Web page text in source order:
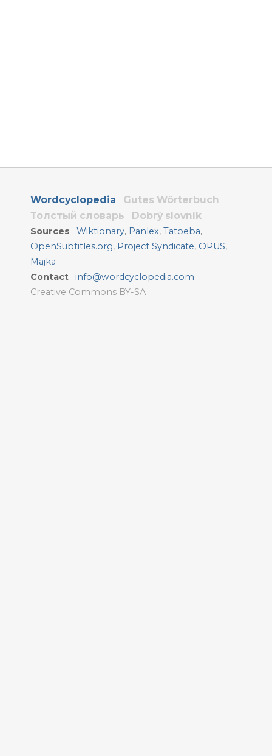
Wordcyclopedia
Gutes Wörterbuch
Толстый словарь
Dobrý slovník
Sources Wiktionary, Panlex,Tatoeba,
OpenSubtitles.org, Project Syndicate, OPUS,
Majka
Contact
info@wordcyclopedia.com
Creative Commons BY-SA